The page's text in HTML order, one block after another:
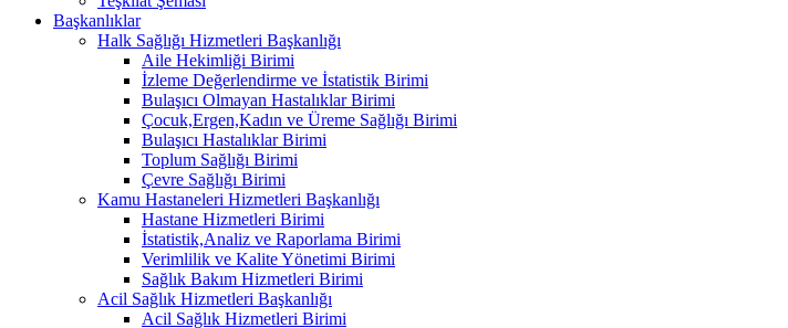
Başkanlıklar
Halk Sağlığı Hizmetleri Başkanlığı
Aile Hekimliği Birimi
İzleme Değerlendirme ve İstatistik Birimi
Bulaşıcı Olmayan Hastalıklar Birimi
Çocuk,Ergen,Kadın ve Üreme Sağlığı Birimi
Bulaşıcı Hastalıklar Birimi
Toplum Sağlığı Birimi
Çevre Sağlığı Birimi
Kamu Hastaneleri Hizmetleri Başkanlığı
Hastane Hizmetleri Birimi
İstatistik,Analiz ve Raporlama Birimi
Verimlilik ve Kalite Yönetimi Birimi
Sağlık Bakım Hizmetleri Birimi
Acil Sağlık Hizmetleri Başkanlığı
Acil Sağlık Hizmetleri Birimi